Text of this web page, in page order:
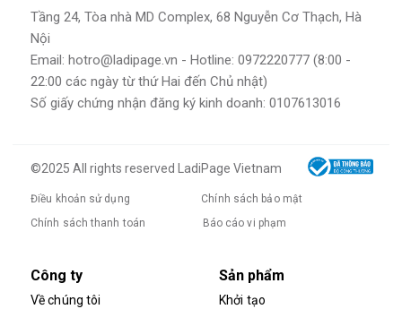
©2025 All rights reserved LadiPage Vietnam
Điều khoản sử dụng
Chính sách bảo mật
Chính sách thanh toán
Báo cáo vi phạm
Tầng 24, Tòa nhà MD Complex, 68 Nguyễn Cơ Thạch, Hà
Nội
Email: hotro@ladipage.vn - Hotline: 0972220777 (8:00 -
22:00 các ngày từ thứ Hai đến Chủ nhật)
Số giấy chứng nhận đăng ký kinh doanh: 0107613016
Công ty
Về chúng tôi
Sản phẩm
Khởi tạo